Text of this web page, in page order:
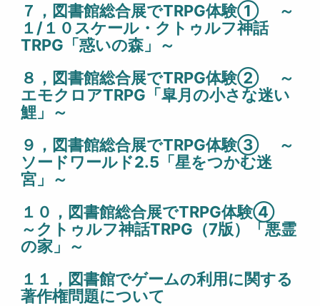
７ ， 図書館総合展でTRPG体験① ～
１/１０スケール・クトゥルフ神話
TRPG「惑いの森」～
８，図書館総合展でTRPG体験② ～
エモクロアTRPG「皐月の小さな迷い
鯉」～
９，図書館総合展でTRPG体験③ ～
ソードワールド2.5「星をつかむ迷
宮」～
１０，図書館総合展でTRPG体験④
～クトゥルフ神話TRPG（7版）「悪霊
の家」～
１１，図書館でゲームの利用に関する
著作権問題について